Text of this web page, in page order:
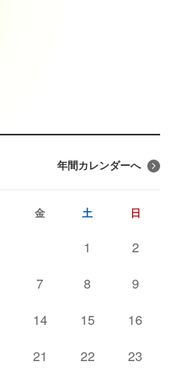
年間カレンダーへ
金 土 日
1
2
7 8
9
14 15
16
21 22
23